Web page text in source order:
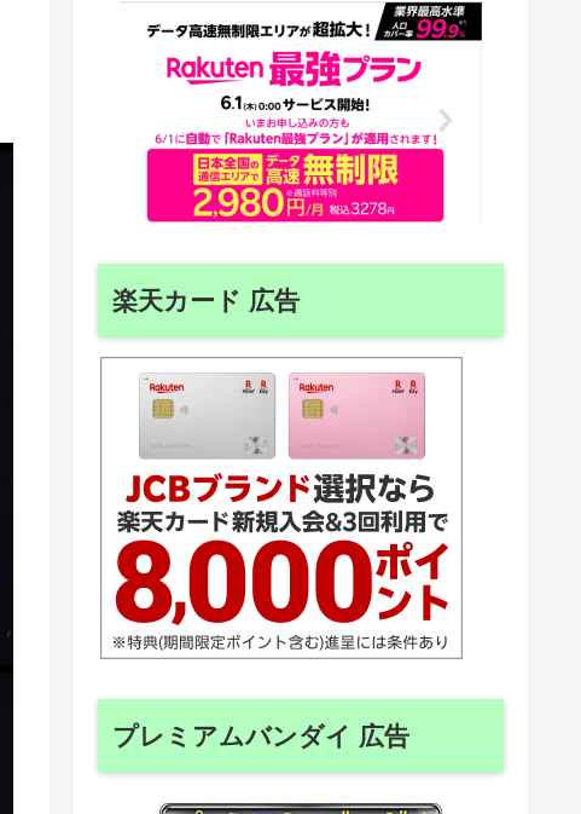
楽天カード 広告
プレミアムバンダイ 広告